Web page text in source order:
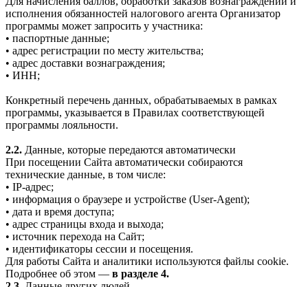
исполнения обязанностей налогового агента Организатор
программы может запросить у участника:
• паспортные данные;
• адрес регистрации по месту жительства;
• адрес доставки вознаграждения;
• ИНН;
Конкретный перечень данных, обрабатываемых в рамках
программы, указывается в Правилах соответствующей
программы лояльности.
2.2. Данные, которые передаются автоматически
При посещении Сайта автоматически собираются
технические данные, в том числе:
• IP-адрес;
• информация о браузере и устройстве (User-Agent);
• дата и время доступа;
• адрес страницы входа и выхода;
• источник перехода на Сайт;
• идентификаторы сессии и посещения.
Для работы Сайта и аналитики используются файлы cookie.
Подробнее об этом — в разделе 4.